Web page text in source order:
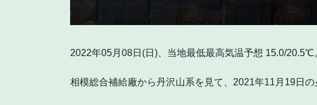
2022年05月08日(日)、当地最低最高気温予想 15.0/20.5℃
相模総合補給廠から丹沢山系を見て、2021年11月19日